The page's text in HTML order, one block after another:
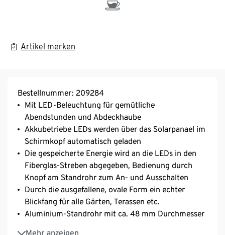
Artikel merken
Bestellnummer: 209284
Mit LED-Beleuchtung für gemütliche
Abendstunden und Abdeckhaube
Akkubetriebe LEDs werden über das Solarpanael im
Schirmkopf automatisch geladen
Die gespeicherte Energie wird an die LEDs in den
Fiberglas-Streben abgegeben, Bedienung durch
Knopf am Standrohr zum An- und Ausschalten
Durch die ausgefallene, ovale Form ein echter
Blickfang für alle Gärten, Terassen etc.
Aluminium-Standrohr mit ca. 48 mm Durchmesser
Mehr anzeigen
Einfache Bedienung per Kurbel